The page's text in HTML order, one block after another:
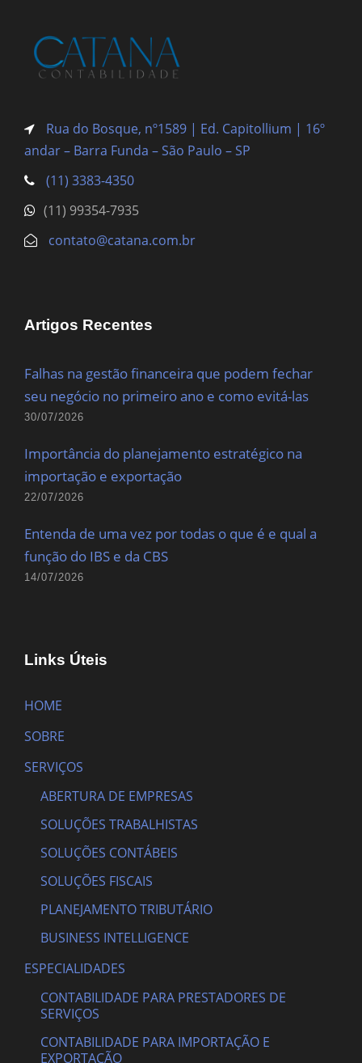
Rua do Bosque, nº1589 | Ed. Capitollium | 16º
andar – Barra Funda – São Paulo – SP
(11) 3383-4350
(11) 99354-7935
contato@catana.com.br
Artigos Recentes
Falhas na gestão financeira que podem fechar
seu negócio no primeiro ano e como evitá-las
30/07/2026
Importância do planejamento estratégico na
importação e exportação
22/07/2026
Entenda de uma vez por todas o que é e qual a
função do IBS e da CBS
14/07/2026
Links Úteis
HOME
SOBRE
SERVIÇOS
ABERTURA DE EMPRESAS
SOLUÇÕES TRABALHISTAS
SOLUÇÕES CONTÁBEIS
SOLUÇÕES FISCAIS
PLANEJAMENTO TRIBUTÁRIO
BUSINESS INTELLIGENCE
ESPECIALIDADES
CONTABILIDADE PARA PRESTADORES DE
SERVIÇOS
CONTABILIDADE PARA IMPORTAÇÃO E
EXPORTAÇÃO